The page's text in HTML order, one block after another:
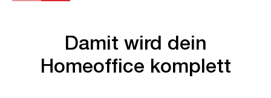
Damit wird dein
Homeoffice komplett